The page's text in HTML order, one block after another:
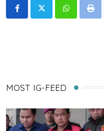
WhatsappPrint
MOST IG-FEED